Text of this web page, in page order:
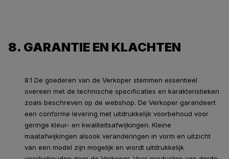
8. GARANTIE EN KLACHTEN
8.1 De goederen van de Verkoper stemmen essentieel
overeen met de technische specificaties en karakteristieken
zoals beschreven op de webshop. De Verkoper garandeert
een conforme levering met uitdrukkelijk voorbehoud voor
geringe kleur- en kwaliteitsafwijkingen. Kleine
maatafwijkingen alsook veranderingen in vorm en uitzicht
van een model zijn mogelijk en wordt uitdrukkelijk